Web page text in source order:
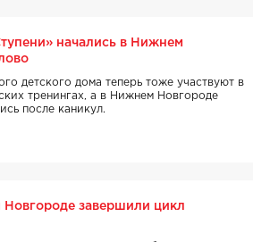
начались в Нижнем
детского дома теперь тоже участвуют в
тренингах, а в Нижнем Новгороде
после каникул.
завершили цикл